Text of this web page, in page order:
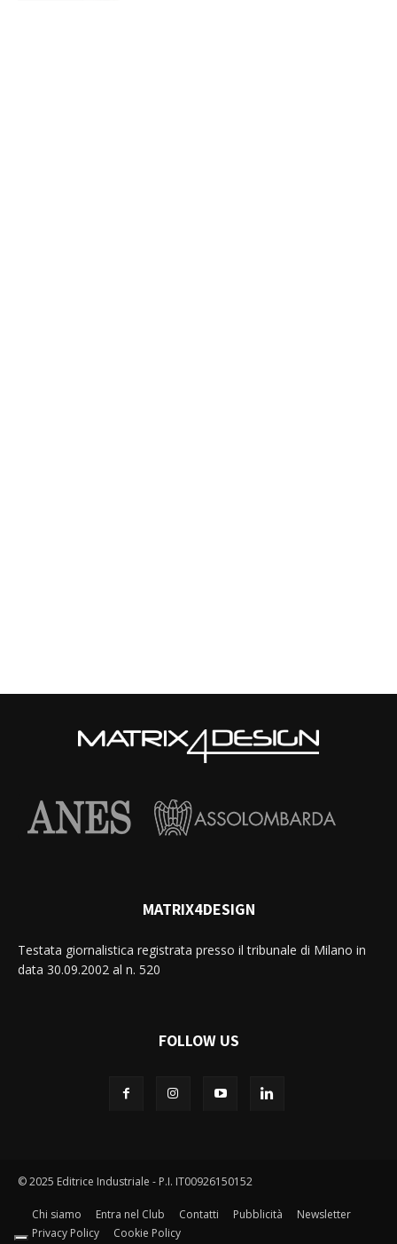
MATRIX4DESIGN
Testata giornalistica registrata presso il tribunale di Milano in
data 30.09.2002 al n. 520
FOLLOW US
© 2025 Editrice Industriale - P.I. IT00926150152
Chi siamo Entra nel Club Contatti Pubblicità
Newsletter
Privacy Policy
Cookie Policy